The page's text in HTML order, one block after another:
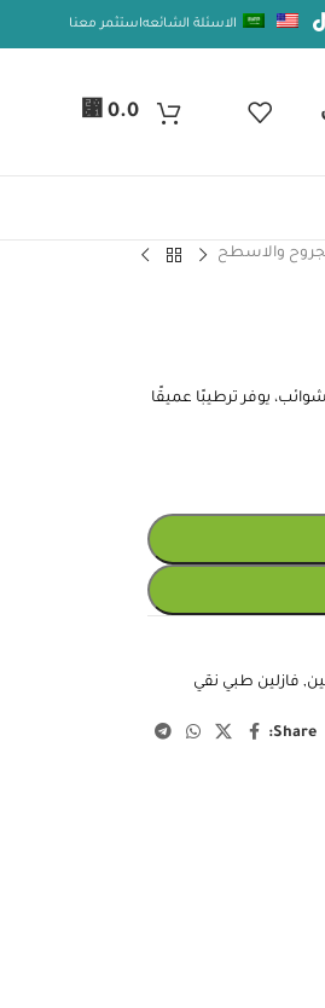
الاسئلة الشائعهاستثمر معنا
⃁0.0
والاسطح
والشوائب، يوفر ترطيبًا عميقًا